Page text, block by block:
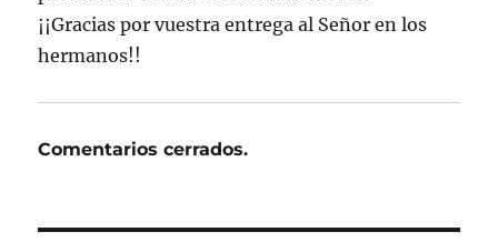
¡¡Gracias por vuestra entrega al Señor en los
hermanos!!
Comentarios cerrados.